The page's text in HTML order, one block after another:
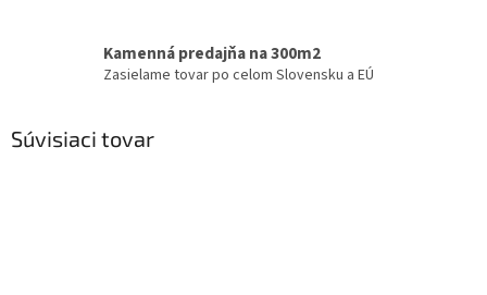
Kamenná predajňa na 300m2
Zasielame tovar po celom Slovensku a EÚ
Súvisiaci tovar